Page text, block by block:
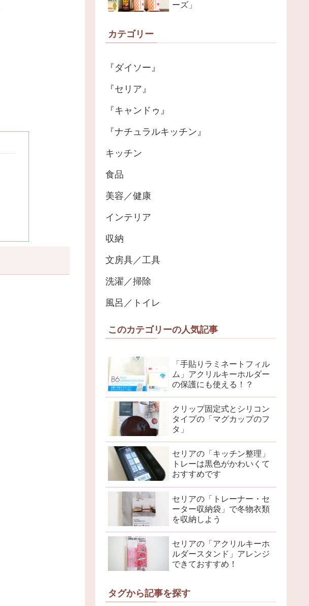
ーズ」
カテゴリー
『ダイソー』
『セリア』
『キャンドゥ』
『ナチュラルキッチン』
キッチン
食品
美容／健康
インテリア
収納
文房具／工具
洗濯／掃除
風呂／トイレ
このカテゴリーの人気記事
「手貼りラミネートフィル
ム」アクリルキーホルダー
の保護にも使える！？
クリップ固定式とシリコン
タイプの「マグカップのフ
タ」
セリアの「キッチン整理」
トレーは黒色がかわいくて
おすすめです
セリアの「トレーナー・セ
ーター収納袋」で冬物衣類
を収納しよう
セリアの「アクリルキーホ
ルダースタンド」アレンジ
できておすすめ！
タグから記事を探す